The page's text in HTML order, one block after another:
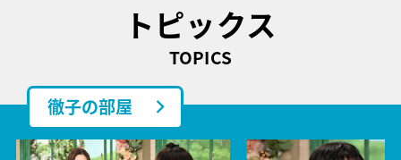
トピックス
TOPICS
徹子の部屋